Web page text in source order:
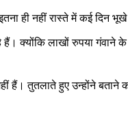
ही नहीं रास्ते में कई दिन
क्योंकि लाखों रुपया गंवाने
तुतलाते हुए उन्होंने बताने